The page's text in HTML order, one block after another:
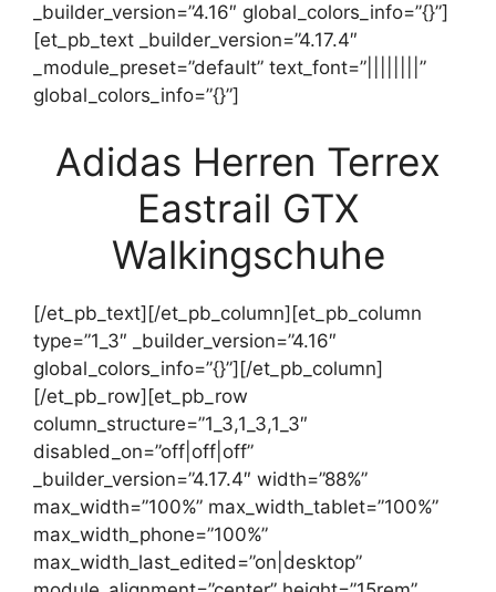
_builder_version=”4.16″ global_colors_info=”{}”]
[et_pb_text _builder_version=”4.17.4″
_module_preset=”default” text_font=”||||||||”
global_colors_info=”{}”]
Adidas Herren Terrex
Eastrail GTX
Walkingschuhe
[/et_pb_text][/et_pb_column][et_pb_column
type=”1_3″ _builder_version=”4.16″
global_colors_info=”{}”][/et_pb_column]
[/et_pb_row][et_pb_row
column_structure=”1_3,1_3,1_3″
disabled_on=”off|off|off”
_builder_version=”4.17.4″ width=”88%”
max_width=”100%” max_width_tablet=”100%”
max_width_phone=”100%”
max_width_last_edited=”on|desktop”